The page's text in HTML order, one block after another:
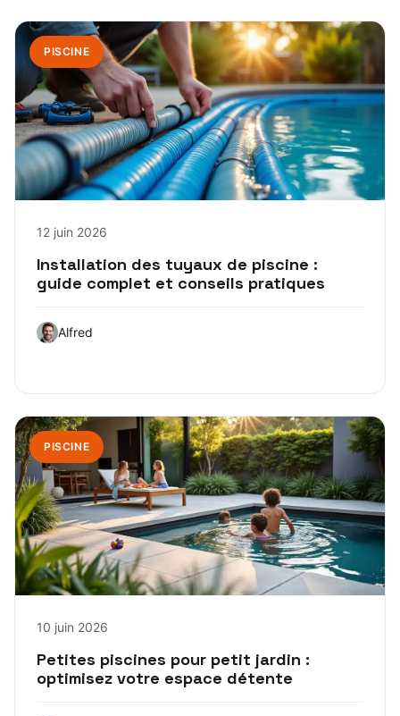
PISCINE
12 juin 2026
Installation des tuyaux de piscine :
guide complet et conseils pratiques
Alfred
PISCINE
10 juin 2026
Petites piscines pour petit jardin :
optimisez votre espace détente